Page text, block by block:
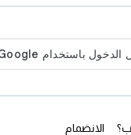
الانضمام